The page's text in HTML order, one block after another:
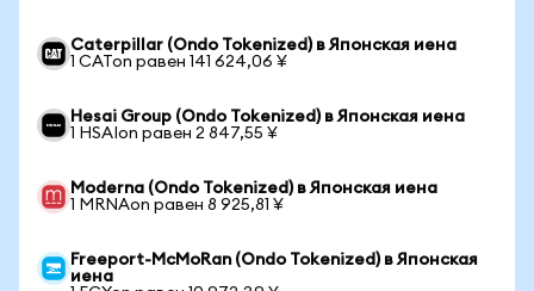
Caterpillar (Ondo Tokenized) в Японская иена
1 CATon равен 141 624,06 ¥
Hesai Group (Ondo Tokenized) в Японская иена
1 HSAIon равен 2 847,55 ¥
Moderna (Ondo Tokenized) в Японская иена
1 MRNAon равен 8 925,81 ¥
Freeport-McMoRan (Ondo Tokenized) в Японская
иена